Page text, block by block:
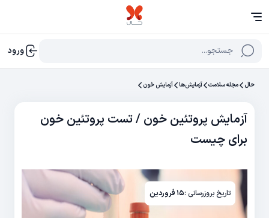
جستجو... ورود
حال مجله سلامت آزمایش‌‌ها آزمایش خون
آزمایش پروتئین خون / تست پروتئین خون
برای چیست
تاریخ بروزرسانی :۱۵ فروردین